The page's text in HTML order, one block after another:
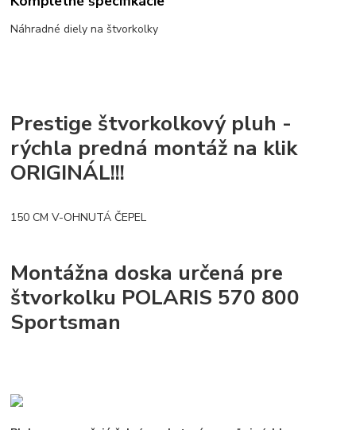
Náhradné diely na štvorkolky
Prestige štvorkolkový pluh -
rýchla predná montáž na klik
ORIGINÁL!!!
150 CM V-OHNUTÁ ČEPEL
Montážna doska určená pre
štvorkolku POLARIS 570 800
Sportsman